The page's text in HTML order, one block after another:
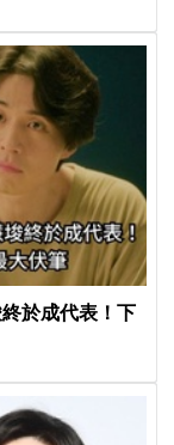
於成代表！下